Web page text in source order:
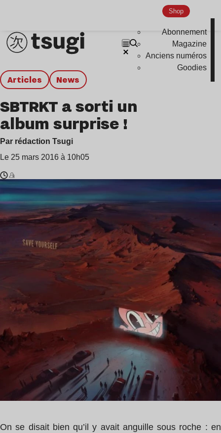
Shop
Abonnement
Magazine
Anciens numéros
Goodies
Articles news
SBTRKT a sorti un
album surprise !
Par rédaction Tsugi
Le 25 mars 2016 à 10h05
de
:
On se disait bien qu’il y avait anguille sous roche : en